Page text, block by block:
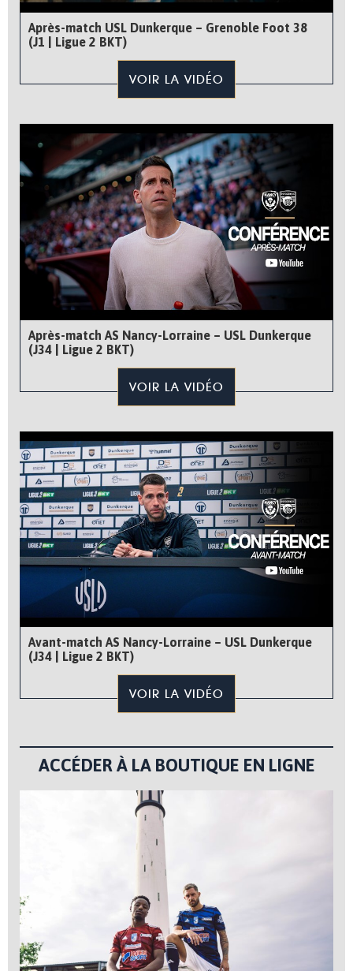
Après-match USL Dunkerque – Grenoble Foot 38
(J1 | Ligue 2 BKT)
VOIR LA VIDÉO
Après-match AS Nancy-Lorraine – USL Dunkerque
(J34 | Ligue 2 BKT)
VOIR LA VIDÉO
Avant-match AS Nancy-Lorraine – USL Dunkerque
(J34 | Ligue 2 BKT)
VOIR LA VIDÉO
ACCÉDER À LA BOUTIQUE EN LIGNE